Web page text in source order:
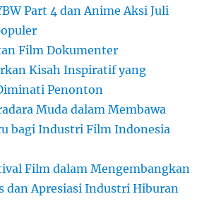
Part 4 dan Anime Aksi Juli
Film Dokumenter
Kisah Inspiratif yang
Penonton
Muda dalam Membawa
bagi Industri Film Indonesia
Film dalam Mengembangkan
dan Apresiasi Industri Hiburan